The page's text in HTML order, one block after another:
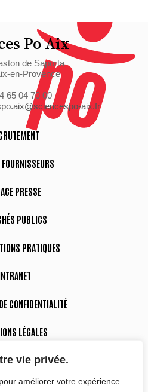
vie privée.
améliorer votre expérience
Po Aix
de Saporta
en-Provence
65 04 70 00
aix.fr
FOURNISSEURS
PRESSE
PUBLICS
PRATIQUES
CONFIDENTIALITÉ
LÉGALES
D’ACCESSIBILITÉ